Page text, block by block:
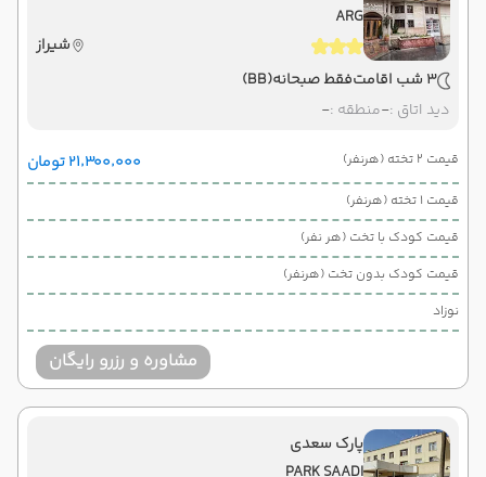
ARG
شیراز
3 شب اقامت
فقط صبحانه(BB)
دید اتاق :-منطقه :-
قیمت 2 تخته (هرنفر) ۲۱٬۳۰۰٬۰۰۰ تومان
قیمت 1 تخته (هرنفر)
قیمت کودک با تخت (هر نفر)
قیمت کودک بدون تخت (هرنفر)
نوزاد
مشاوره و رزرو رایگان
پارک سعدی